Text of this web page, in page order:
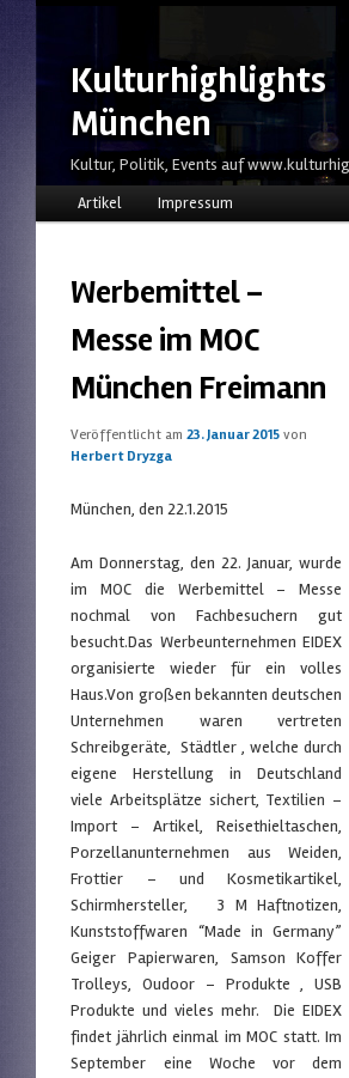
Kulturhighlights
München
Kultur, Politik, Events auf
HauptmenüZum Inhalt wechseln
Zum sekundären Inhalt wechseln
Artikel Impressum
Werbemittel –
Messe im MOC
München Freimann
Veröffentlicht am23. Januar 2015 von
Herbert Dryzga
München, den 22.1.2015
Am Donnerstag, den 22. Januar, wurde
im MOC die Werbemittel – Messe
nochmal von Fachbesuchern gut
besucht.Das Werbeunternehmen EIDEX
organisierte wieder für ein volles
Haus.Von großen bekannten deutschen
Unternehmen waren vertreten
Schreibgeräte, Städtler , welche durch
eigene Herstellung in Deutschland
viele Arbeitsplätze sichert, Textilien –
Import – Artikel, Reisethieltaschen,
Porzellanunternehmen aus Weiden,
Frottier – und Kosmetikartikel,
Schirmhersteller, 3 M Haftnotizen,
Kunststoffwaren “Made in Germany”
Geiger Papierwaren, Samson Koffer
Trolleys, Oudoor – Produkte , USB
Produkte und vieles mehr. Die EIDEX
findet jährlich einmal im MOC statt. Im
September eine Woche vor dem